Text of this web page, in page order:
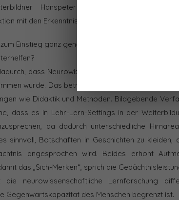
Hanspeter Reiter, warum sich
mit den Erkenntnissen der Hirnforschung
Einstieg ganz generell gefragt: Wie kann die
dass Neurowissenschaften empirisch
wurde. Das betrifft sowohl
wie Didaktik und Methoden. Bildgebende
dass es in Lehr-Lern-Settings in der
da dadurch unterschiedliche
sinnvoll, Botschaften in Geschichten zu kleiden,
angesprochen wird. Beides erhöht
das „Sich-Merken“, sprich die
die neurowissenschaftliche Lernforschung
Gegenwartskapazität des Menschen begrenzt ist.